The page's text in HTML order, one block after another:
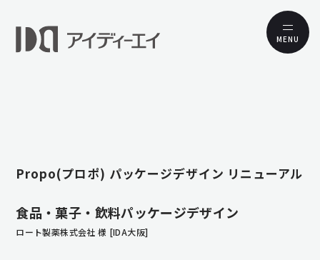
MENU
Propo(プロポ) パッケージデザイン リニューアル
食品・菓子・飲料パッケージデザイン
ロート製薬株式会社 様 [IDA大阪]